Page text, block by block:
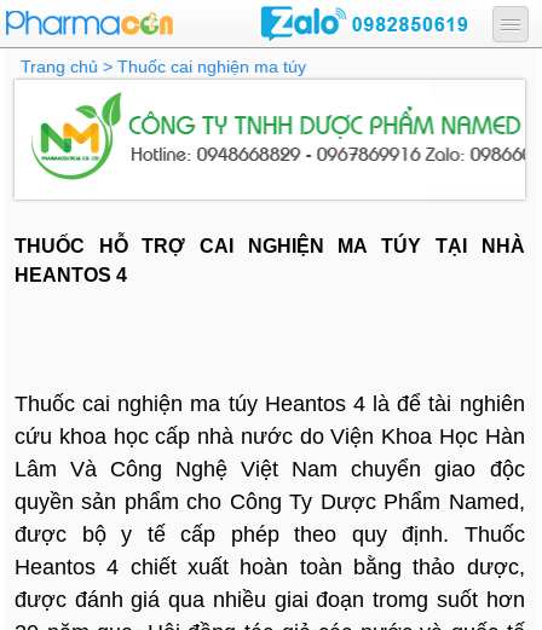
Trang chủ> Thuốc cai nghiện ma túy
THUỐC HỖ TRỢ CAI NGHIỆN MA TÚY TẠI NHÀ
HEANTOS 4
Thuốc cai nghiện ma túy Heantos 4 là để tài nghiên
cứu khoa học cấp nhà nước do Viện Khoa Học Hàn
Lâm Và Công Nghệ Việt Nam chuyển giao độc
quyền sản phẩm cho Công Ty Dược Phẩm Named,
được bộ y tế cấp phép theo quy định. Thuốc
Heantos 4 chiết xuất hoàn toàn bằng thảo dược,
được đánh giá qua nhiều giai đoạn tromg suốt hơn